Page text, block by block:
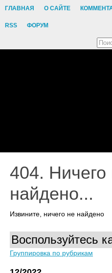
ГЛАВНАЯ О САЙТЕ
RSS ФОРУМ
404. Ничего
найдено...
Извините, ничего не найдено
Воспользуйтесь
Группировка по рубрикам